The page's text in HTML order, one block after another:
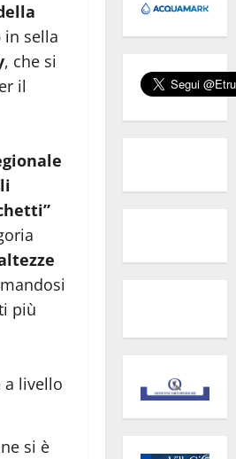
in sella
, che si
il
più
a livello
si è